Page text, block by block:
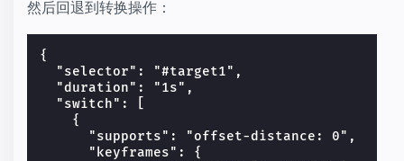
然后回退到转换操作：
{
  "selector": "#target1",
  "duration": "1s",
  "switch": [
    {
      "supports": "offset-distance: 0",
      "keyframes": {